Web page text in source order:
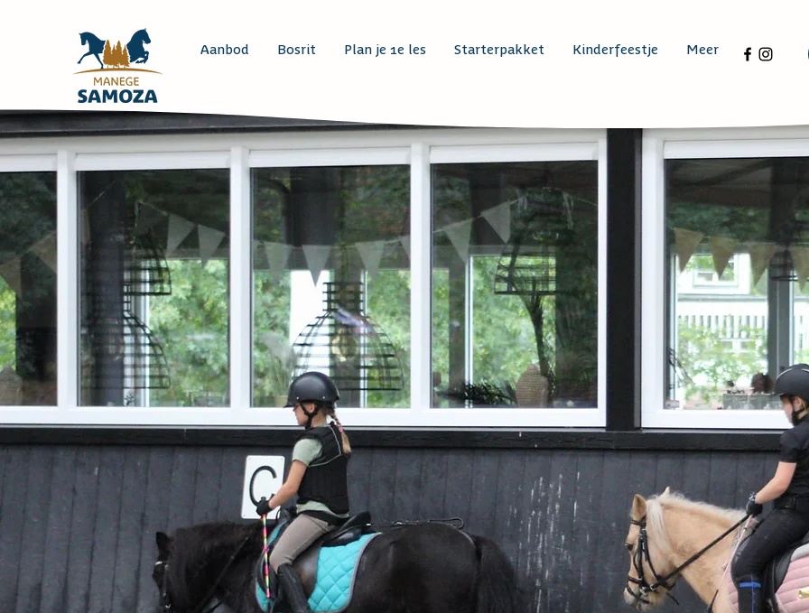
Aanbod Bosrit Plan je 1e les Starterpakket Kinderfeestje Meer